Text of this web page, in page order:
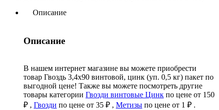
Описание
Описание
В нашем интернет магазине вы можете приобрести
товар Гвоздь 3,4х90 винтовой, цинк (уп. 0,5 кг) пакет по
выгодной цене! Также вы можете посмотреть другие
товары категории Гвозди винтовые Цинк по цене от 150
₽ , Гвозди по цене от 35 ₽ , Метизы по цене от 1 ₽ .